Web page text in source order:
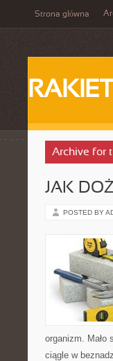
Strona główna
Archive for
JAK
POSTED BY
organizm. Mało
ciągle w